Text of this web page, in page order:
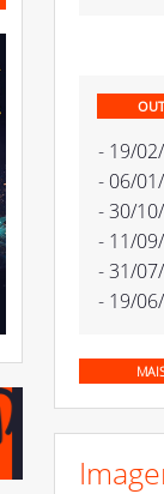
- 19/
- 06/
- 30/
- 11/
- 31/
- 19/